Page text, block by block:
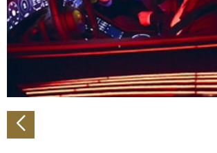
Wir verwenden Cookies, um Inhalte und
personalisieren, Funktionen für soziale
zu können und die Zugriffe auf unsere
analysieren. Außerdem geben wir
Verwendung unserer Website an unsere
soziale Medien, Werbung und Analysen
Partner führen diese Informationen
weiteren Daten zusammen, die Sie ihnen